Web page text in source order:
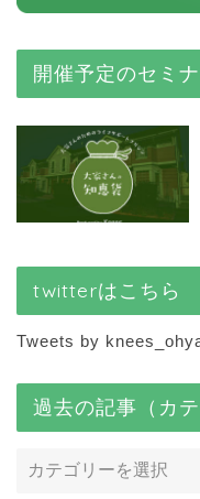
開催予定のセミ
twitterはこちら
Tweets by
過去の記事（カテ